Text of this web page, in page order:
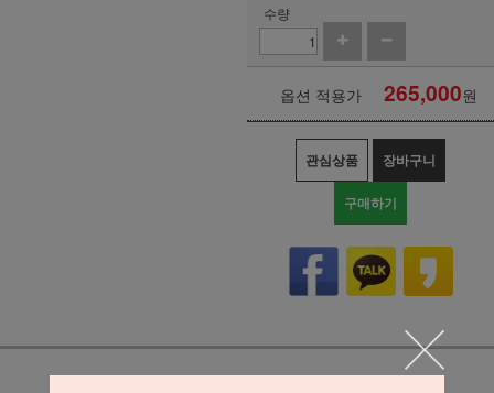
수량
옵션 적용가 265,000원
관심상품 장바구니
구매하기